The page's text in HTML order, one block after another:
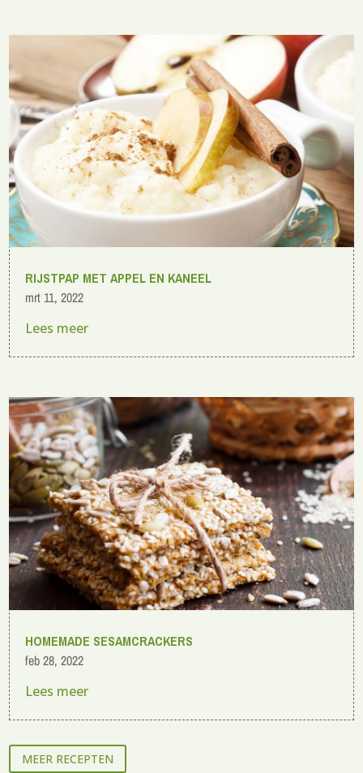
RIJSTPAP MET APPEL EN KANEEL
mrt 11, 2022
Lees meer
HOMEMADE SESAMCRACKERS
feb 28, 2022
Lees meer
MEER RECEPTEN